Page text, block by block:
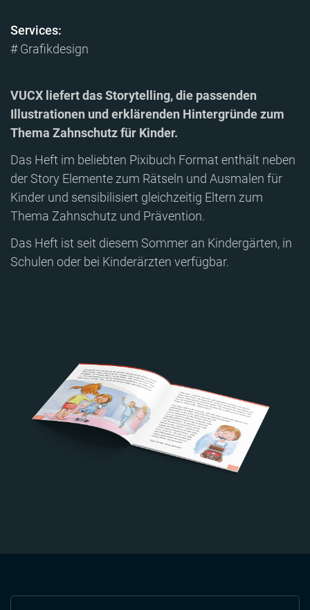
Services:
# Grafikdesign
VUCX liefert das Storytelling, die passenden
Illustrationen und erklärenden Hintergründe zum
Thema Zahnschutz für Kinder.
Das Heft im beliebten Pixibuch Format enthält neben
der Story Elemente zum Rätseln und Ausmalen für
Kinder und sensibilisiert gleichzeitig Eltern zum
Thema Zahnschutz und Prävention.
Das Heft ist seit diesem Sommer an Kindergärten, in
Schulen oder bei Kinderärzten verfügbar.